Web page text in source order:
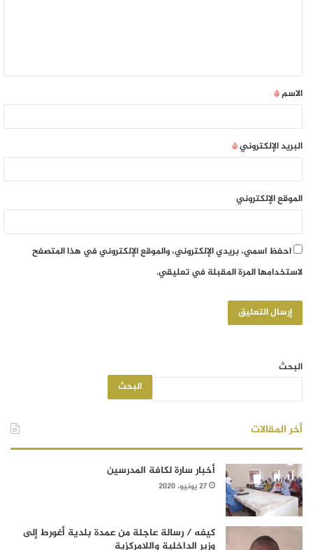
الاسم*
البريد الإلكتروني*
الموقع الإلكتروني
احفظ اسمي، بريدي الإلكتروني، والموقع الإلكتروني في هذا المتصفح
لاستخدامها المرة المقبلة في تعليقي.
البحث
البحث
أخر المقالات
أخبار سارة لكافة المدرسين
27 يونيو، 2020
كيفه / رسالة عاجلة من عمدة بلدية أغورط إلى
وزير الداخلية واللامركزية